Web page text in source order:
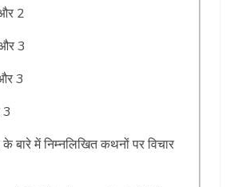
2
3
3
बारे में निम्नलिखित कथनों पर विचार